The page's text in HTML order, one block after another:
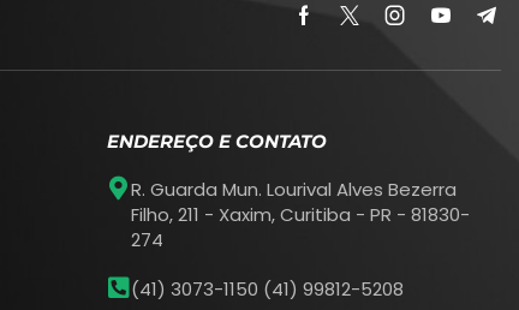
ENDEREÇO E CONTATO
R. Guarda Mun. Lourival Alves Bezerra
Filho, 211 - Xaxim, Curitiba - PR - 81830-
274
(41) 3073-1150 (41) 99812-5208